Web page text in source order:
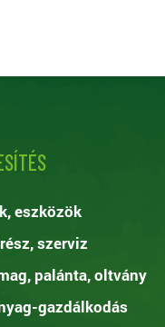
eszközök
szerviz
palánta, oltvány
gazdálkodás